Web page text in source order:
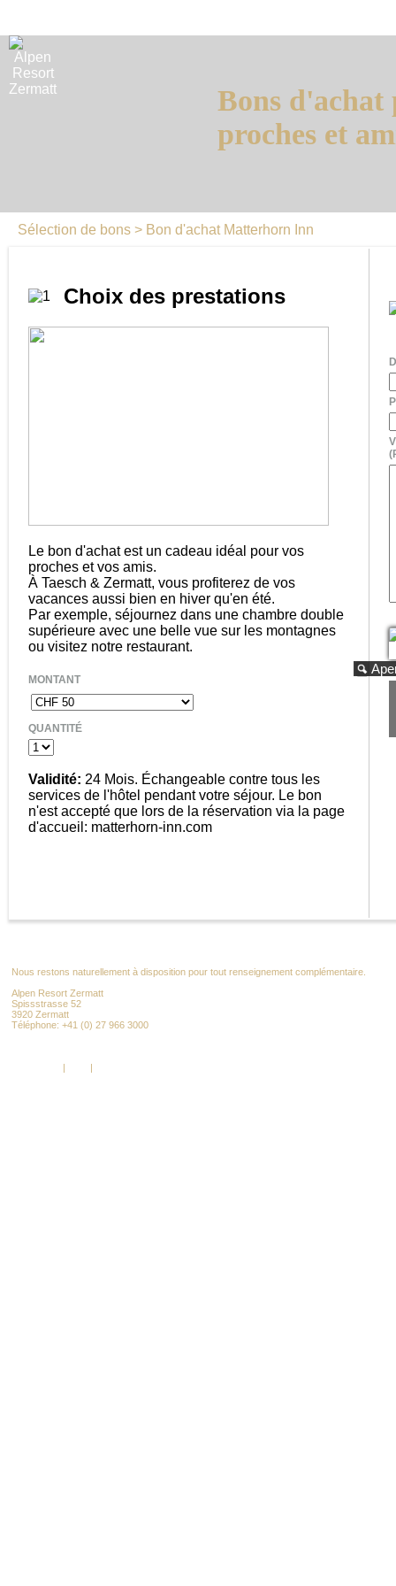
Bons d'achat
proches et
Sélection de bons > Bon d'achat Matterhorn Inn
Choix des prestations
Le bon d'achat est un cadeau idéal pour vos
proches et vos amis.
À Taesch & Zermatt, vous profiterez de vos
vacances aussi bien en hiver qu'en été.
Par exemple, séjournez dans une chambre double
supérieure avec une belle vue sur les montagnes
ou visitez notre restaurant.
MONTANT
QUANTITÉ
Validité: 24 Mois. Échangeable contre tous les
services de l'hôtel pendant votre séjour. Le bon
n'est accepté que lors de la réservation via la page
d'accueil: matterhorn-inn.com
Nous restons naturellement à disposition pour tout renseignement complémentaire.
Alpen Resort Zermatt
Spissstrasse 52
3920 Zermatt
Téléphone: +41 (0) 27 966 3000
| |